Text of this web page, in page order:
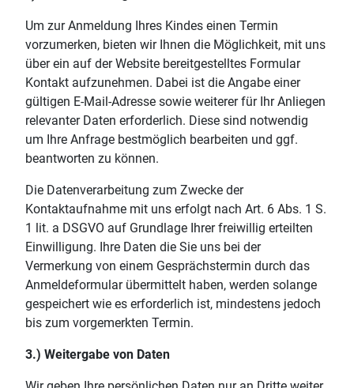
Um zur Anmeldung Ihres Kindes einen Termin
vorzumerken, bieten wir Ihnen die Möglichkeit, mit uns
über ein auf der Website bereitgestelltes Formular
Kontakt aufzunehmen. Dabei ist die Angabe einer
gültigen E-Mail-Adresse sowie weiterer für Ihr Anliegen
relevanter Daten erforderlich. Diese sind notwendig
um Ihre Anfrage bestmöglich bearbeiten und ggf.
beantworten zu können.
Die Datenverarbeitung zum Zwecke der
Kontaktaufnahme mit uns erfolgt nach Art. 6 Abs. 1 S.
1 lit. a DSGVO auf Grundlage Ihrer freiwillig erteilten
Einwilligung. Ihre Daten die Sie uns bei der
Vermerkung von einem Gesprächstermin durch das
Anmeldeformular übermittelt haben, werden solange
gespeichert wie es erforderlich ist, mindestens jedoch
bis zum vorgemerkten Termin.
3.) Weitergabe von Daten